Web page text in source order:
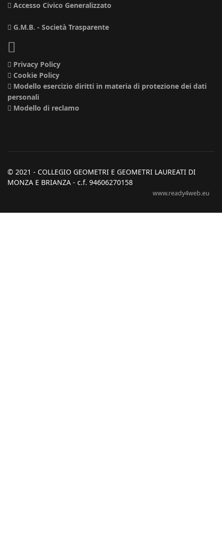
Accesso Civico Generalizzato
G.M.B. - Società Trasparente
Privacy Policy
Cookie Policy
Modello esercizio diritti in materia di protezione dei dati
personali
Modello di reclamo
© 2021 - COLLEGIO GEOMETRI E GEOMETRI LAUREATI DI
MONZA E BRIANZA - c.f. 94606270158
www.ready4web.eu